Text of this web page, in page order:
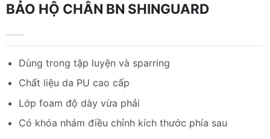
BẢO HỘ CHÂN BN SHINGUARD
Dùng trong tập luyện và sparring
Chất liệu da PU cao cấp
Lớp foam độ dày vừa phải
Có khóa nhám điều chỉnh kích thước phía sau